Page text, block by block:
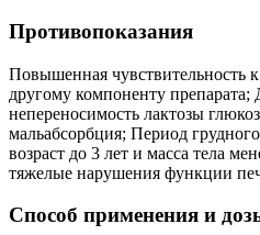
Противопоказания
Повышенная чувствительность
другому компоненту препарата;
непереносимость лактозы
мальабсорбция; Период
возраст до 3 лет и масса тела
тяжелые нарушения функции
Способ применения и